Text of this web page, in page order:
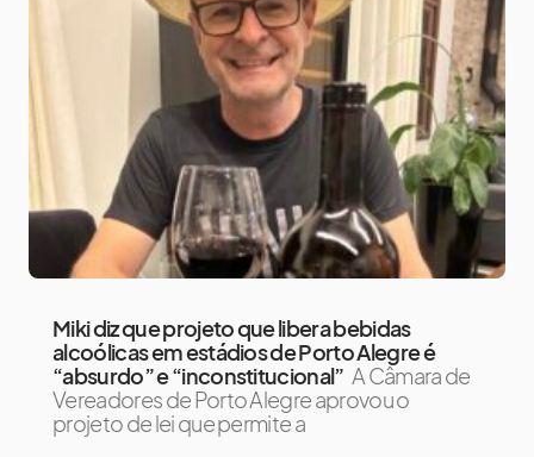
Miki diz que projeto que libera bebidas
alcoólicas em estádios de Porto Alegre é
“absurdo” e “inconstitucional” A Câmara de
Vereadores de Porto Alegre aprovou o
projeto de lei que permite a